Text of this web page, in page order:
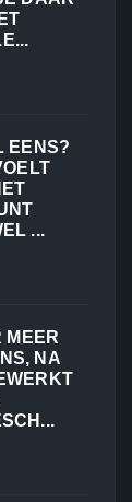
EENS?
...
MEER
NA